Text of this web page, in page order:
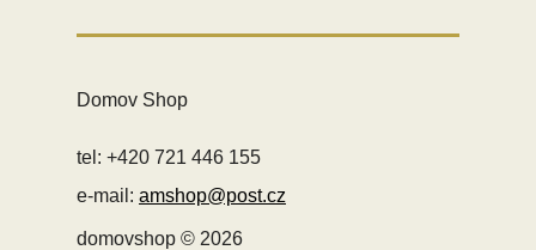
Domov Shop
tel: +420 721 446 155
e-mail: amshop@post.cz
domovshop © 2026